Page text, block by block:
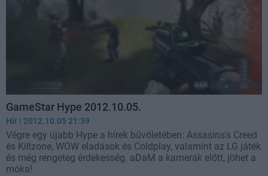
GameStar Hype 2012.10.05.
Hír | 2012.10.05 21:39
Végre egy újabb Hype a hírek bűvöletében: Assasins's Creed
és Killzone, WOW eladások és Coldplay, valamint az LG játék
és még rengeteg érdekesség. aDaM a kamerák előtt, jöhet a
móka!